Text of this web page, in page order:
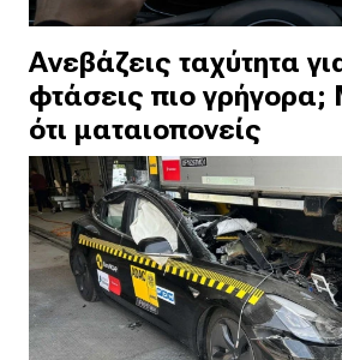
Ανεβάζεις ταχύτητα
φτάσεις πιο γρήγορα;
ότι ματαιοπονείς